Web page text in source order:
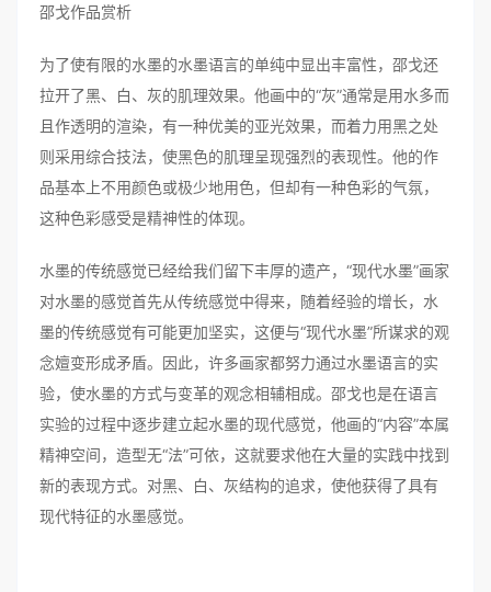
邵戈作品赏析
为了使有限的水墨的水墨语言的单纯中显出丰富性，邵戈还
拉开了黑、白、灰的肌理效果。他画中的“灰”通常是用水多而
且作透明的渲染，有一种优美的亚光效果，而着力用黑之处
则采用综合技法，使黑色的肌理呈现强烈的表现性。他的作
品基本上不用颜色或极少地用色，但却有一种色彩的气氛，
这种色彩感受是精神性的体现。
水墨的传统感觉已经给我们留下丰厚的遗产，“现代水墨”画家
对水墨的感觉首先从传统感觉中得来，随着经验的增长，水
墨的传统感觉有可能更加坚实，这便与“现代水墨”所谋求的观
念嬗变形成矛盾。因此，许多画家都努力通过水墨语言的实
验，使水墨的方式与变革的观念相辅相成。邵戈也是在语言
实验的过程中逐步建立起水墨的现代感觉，他画的“内容”本属
精神空间，造型无“法”可依，这就要求他在大量的实践中找到
新的表现方式。对黑、白、灰结构的追求，使他获得了具有
现代特征的水墨感觉。